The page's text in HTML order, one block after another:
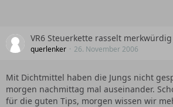
VR6 Steuerkette rasselt merkwürdig
querlenker 26. November 2006
Mit Dichtmittel haben die Jungs nicht
morgen nachmittag mal auseinander.
für die guten Tips, morgen wissen wir